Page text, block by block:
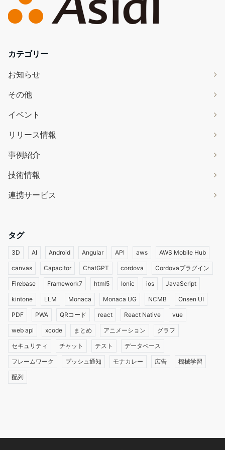
カテゴリー
お知らせ
その他
イベント
リリース情報
事例紹介
技術情報
連携サービス
タグ
3D AI Android Angular API aws AWS Mobile Hub
canvas Capacitor ChatGPT cordova Cordovaプラグイン
Firebase Framework7 html5 Ionic ios JavaScript
kintone LLM Monaca Monaca UG NCMB Onsen UI
PDF PWA QRコード react React Native vue
web api xcode まとめ アニメーション グラフ
セキュリティ チャット テスト データベース
フレームワーク プッシュ通知 モナカレー 広告 機械学習
配列